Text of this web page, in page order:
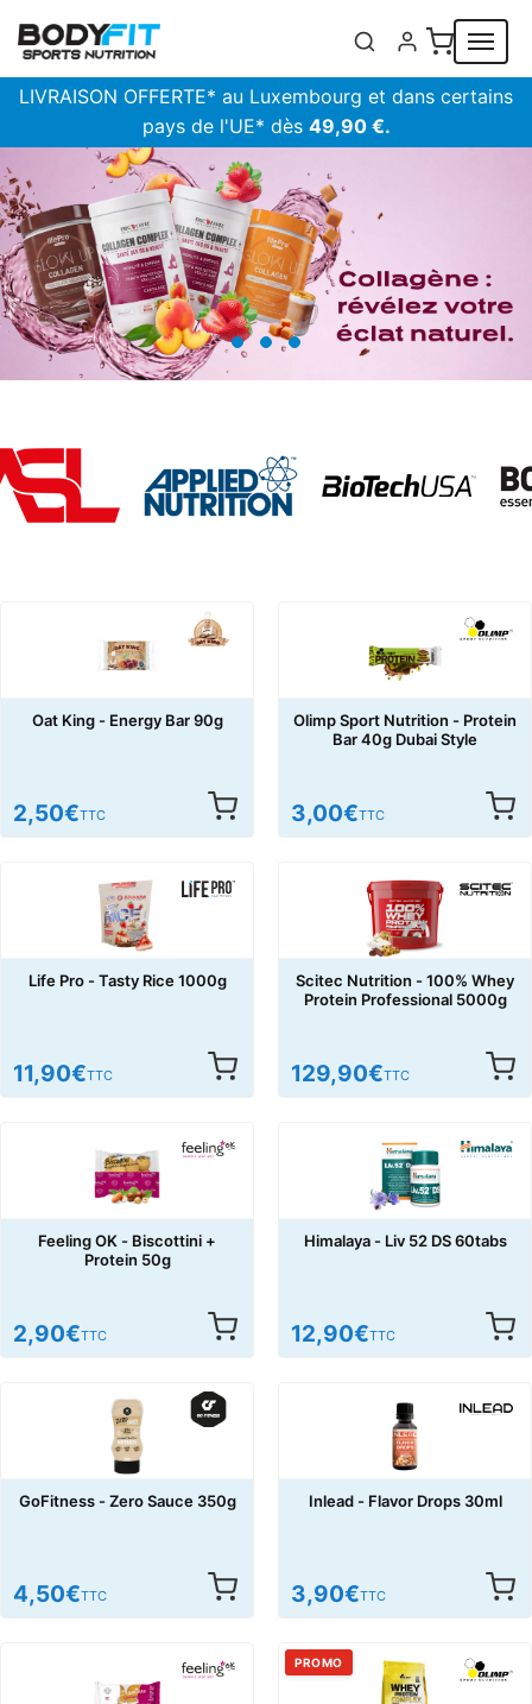
LIVRAISON OFFERTE* au Luxembourg et dans certains
pays de l'UE* dès 49,90 €.
Oat King - Energy Bar 90g
2,50€TTC
Olimp Sport Nutrition - Protein
Bar 40g Dubai Style
3,00€TTC
Life Pro - Tasty Rice 1000g
11,90€TTC
Scitec Nutrition - 100% Whey
Protein Professional 5000g
129,90€TTC
Feeling OK - Biscottini +
Protein 50g
2,90€TTC
Himalaya - Liv 52 DS 60tabs
12,90€TTC
GoFitness - Zero Sauce 350g
4,50€TTC
Inlead - Flavor Drops 30ml
3,90€TTC
PROMO